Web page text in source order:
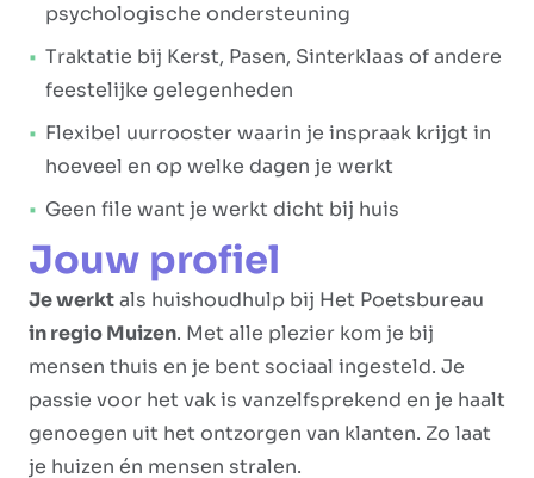
psychologische ondersteuning
Traktatie bij Kerst, Pasen, Sinterklaas of andere
feestelijke gelegenheden
Flexibel uurrooster waarin je inspraak krijgt in
hoeveel en op welke dagen je werkt
Geen file want je werkt dicht bij huis
Jouw profiel
Je werktals huishoudhulp bij Het Poetsbureau
in regio Muizen. Met alle plezier kom je bij
mensen thuis en je bent sociaal ingesteld. Je
passie voor het vak is vanzelfsprekend en je haalt
genoegen uit het ontzorgen van klanten. Zo laat
je huizen én mensen stralen.